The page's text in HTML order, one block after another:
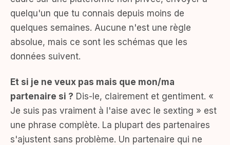
quelqu'un que tu connais depuis moins de
quelques semaines. Aucune n'est une règle
absolue, mais ce sont les schémas que les
données suivent.
Et si je ne veux pas mais que mon/ma
partenaire si ? Dis-le, clairement et gentiment. «
Je suis pas vraiment à l'aise avec le sexting » est
une phrase complète. La plupart des partenaires
s'ajustent sans problème. Un partenaire qui ne